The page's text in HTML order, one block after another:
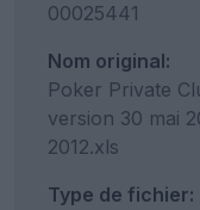
00025441
Nom original:
Poker Private
version 30 mai
2012.xls
Type de fichier: